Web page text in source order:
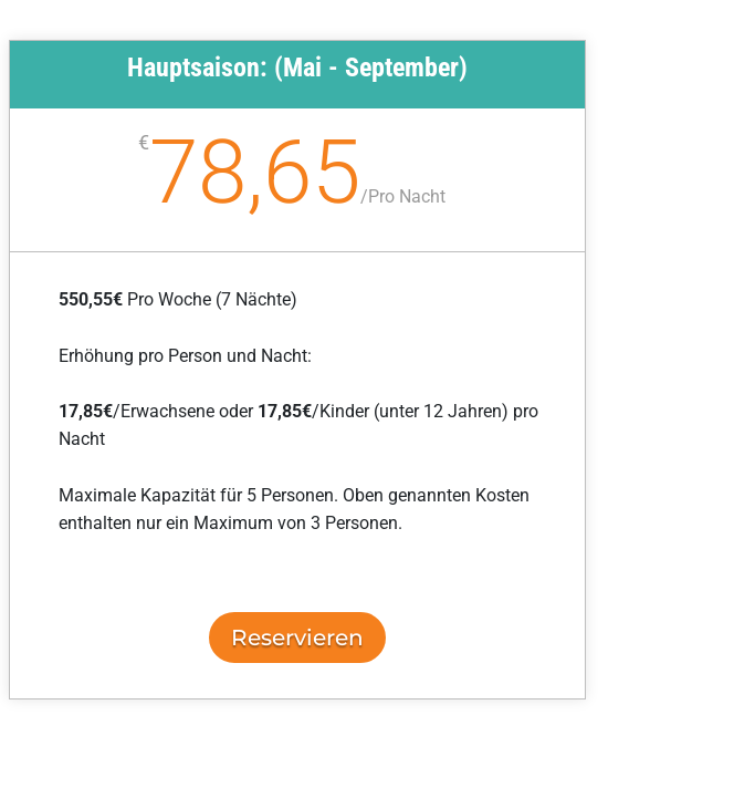
Hauptsaison: (Mai - September)
€78,65/Pro Nacht
550,55€ Pro Woche (7 Nächte)
Erhöhung pro Person und Nacht:
17,85€/Erwachsene oder 17,85€/Kinder (unter 12 Jahren) pro
Nacht
Maximale Kapazität für 5 Personen. Oben genannten Kosten
enthalten nur ein Maximum von 3 Personen.
Reservieren